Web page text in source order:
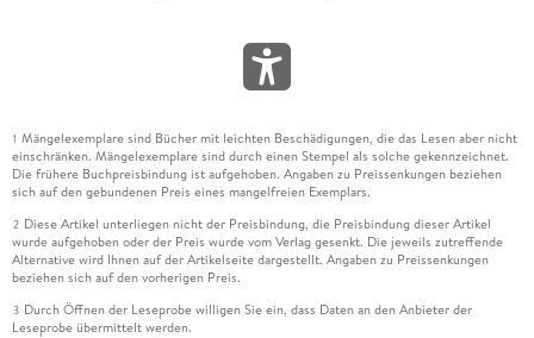
1 Mängelexemplare sind Bücher mit leichten Beschädigungen, die das Lesen aber nicht
einschränken. Mängelexemplare sind durch einen Stempel als solche gekennzeichnet.
Die frühere Buchpreisbindung ist aufgehoben. Angaben zu Preissenkungen beziehen
sich auf den gebundenen Preis eines mangelfreien Exemplars.
2 Diese Artikel unterliegen nicht der Preisbindung, die Preisbindung dieser Artikel
wurde aufgehoben oder der Preis wurde vom Verlag gesenkt. Die jeweils zutreffende
Alternative wird Ihnen auf der Artikelseite dargestellt. Angaben zu Preissenkungen
beziehen sich auf den vorherigen Preis.
3 Durch Öffnen der Leseprobe willigen Sie ein, dass Daten an den Anbieter der
Leseprobe übermittelt werden.